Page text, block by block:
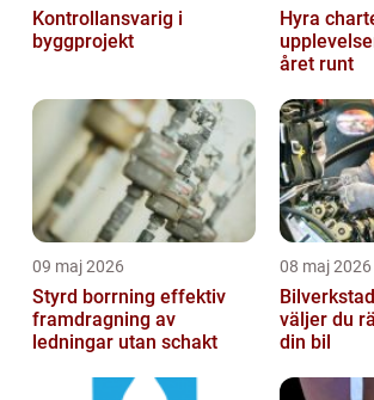
Kontrollansvarig i
byggprojekt
Hyra
året runt
09 maj 2026
Styrd borrning effektiv
framdragning av
ledningar utan schakt
08 maj 2026
Bilverkstad
väljer du
din bil